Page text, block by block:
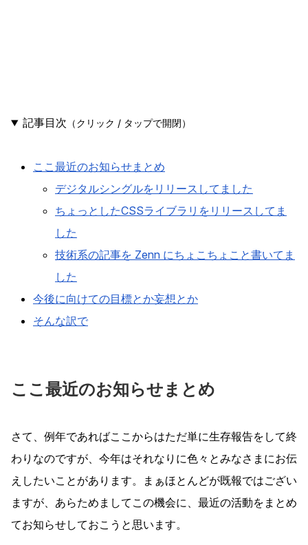
記事目次 （クリック / タップで開閉）
ここ最近のお知らせまとめ
デジタルシングルをリリースしてました
ちょっとしたCSSライブラリをリリースしてま
した
技術系の記事を Zenn にちょこちょこと書いてま
した
今後に向けての目標とか妄想とか
そんな訳で
ここ最近のお知らせまとめ
さて、例年であればここからはただ単に生存報告をして終
わりなのですが、今年はそれなりに色々とみなさまにお伝
えしたいことがあります。まぁほとんどが既報ではござい
ますが、あらためましてこの機会に、最近の活動をまとめ
てお知らせしておこうと思います。